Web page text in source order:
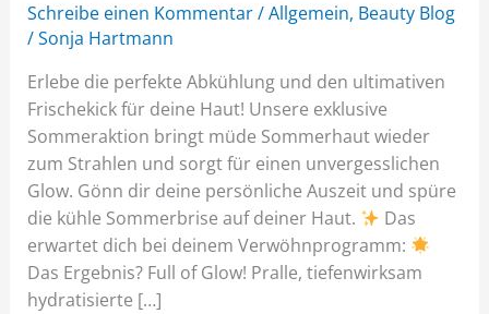
Schreibe einen Kommentar/Allgemein, Beauty Blog
/Sonja Hartmann
Erlebe die perfekte Abkühlung und den ultimativen
Frischekick für deine Haut! Unsere exklusive
Sommeraktion bringt müde Sommerhaut wieder
zum Strahlen und sorgt für einen unvergesslichen
Glow. Gönn dir deine persönliche Auszeit und spüre
die kühle Sommerbrise auf deiner Haut. ​
Das
erwartet dich bei deinem Verwöhnprogramm: ​
Das Ergebnis? ​Full of Glow! Pralle, tiefenwirksam
hydratisierte […]